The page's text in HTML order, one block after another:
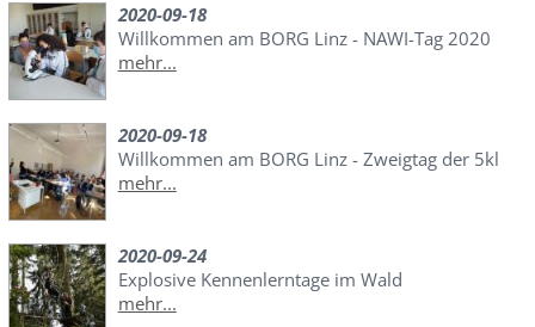
2020-09-18
Willkommen am BORG Linz - NAWI-Tag 2020
mehr...
2020-09-18
Willkommen am BORG Linz - Zweigtag der 5kl
mehr...
2020-09-24
Explosive Kennenlerntage im Wald
mehr...